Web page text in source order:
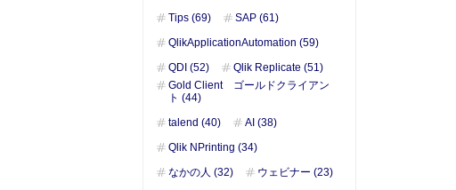
Tips (69)
SAP (61)
QlikApplicationAutomation (59)
QDI (52)
Qlik Replicate (51)
Gold Client ゴールドクライアン
ト (44)
talend (40)
AI (38)
Qlik NPrinting (34)
なかの人 (32)
ウェビナー (23)